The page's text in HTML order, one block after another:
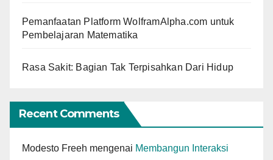
Pemanfaatan Platform WolframAlpha.com untuk
Pembelajaran Matematika
Rasa Sakit: Bagian Tak Terpisahkan Dari Hidup
Recent Comments
Modesto Freeh mengenai Membangun Interaksi